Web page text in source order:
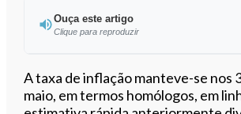
Ouça este artigo
Clique para reproduzir
Ouvir este artigo
A taxa de inflação manteve-se nos
maio, em termos homólogos, em